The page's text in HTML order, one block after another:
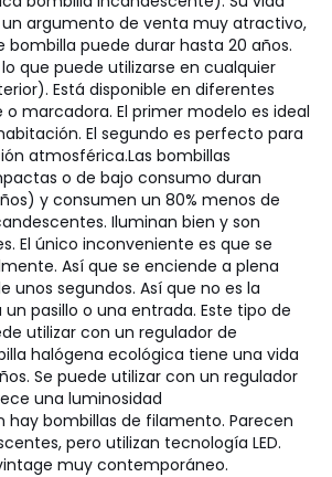
argumento de venta muy atractivo,
bombilla puede durar hasta 20 años.
que puede utilizarse en cualquier
Está disponible en diferentes
marcadora. El primer modelo es ideal
El segundo es perfecto para
atmosférica.Las bombillas
o de bajo consumo duran
y consumen un 80% menos de
Iluminan bien y son
El único inconveniente es que se
Así que se enciende a plena
unos segundos. Así que no es la
pasillo o una entrada. Este tipo de
utilizar con un regulador de
halógena ecológica tiene una vida
Se puede utilizar con un regulador
una luminosidad
hay bombillas de filamento. Parecen
pero utilizan tecnología LED.
muy contemporáneo.